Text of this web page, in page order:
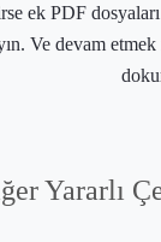
ek PDF
Ve devam
Yararlı